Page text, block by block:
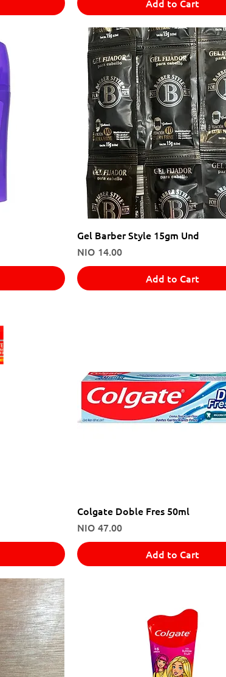
Add to Cart
Gel Barber Style 15gm Und
Price
NIO 14.00
Add to Cart
Colgate Doble Fres 50ml
Price
NIO 47.00
Add to Cart